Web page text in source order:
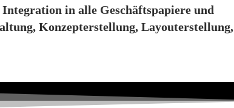
in alle Geschäftspapiere und
Konzepterstellung, Layouterstellung,